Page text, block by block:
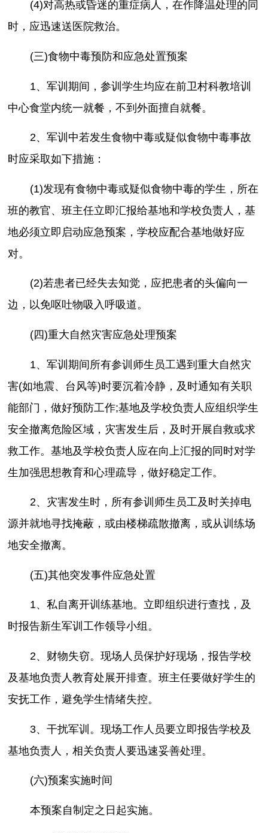
(4)对高热或昏迷的重症病人，在作降温处理的同
时，应迅速送医院救治。
(三)食物中毒预防和应急处置预案
1、军训期间，参训学生均应在前卫村科教培训
中心食堂内统一就餐，不到外面擅自就餐。
2、军训中若发生食物中毒或疑似食物中毒事故
时应采取如下措施：
(1)发现有食物中毒或疑似食物中毒的学生，所在
班的教官、班主任立即汇报给基地和学校负责人，基
地必须立即启动应急预案，学校应配合基地做好应
对。
(2)若患者已经失去知觉，应把患者的头偏向一
边，以免呕吐物吸入呼吸道。
(四)重大自然灾害应急处理预案
1、军训期间所有参训师生员工遇到重大自然灾
害(如地震、台风等)时要沉着冷静，及时通知有关职
能部门，做好预防工作;基地及学校负责人应组织学生
安全撤离危险区域，灾害发生后，及时开展自救或求
救工作。基地及学校负责人应在向上汇报的同时对学
生加强思想教育和心理疏导，做好稳定工作。
2、灾害发生时，所有参训师生员工及时关掉电
源并就地寻找掩蔽，或由楼梯疏散撤离，或从训练场
地安全撤离。
(五)其他突发事件应急处置
1、私自离开训练基地。立即组织进行查找，及
时报告新生军训工作领导小组。
2、财物失窃。现场人员保护好现场，报告学校
及基地负责人教育处展开排查。班主任要做好学生的
安抚工作，避免学生情绪失控。
3、干扰军训。现场工作人员要立即报告学校及
基地负责人，相关负责人要迅速妥善处理。
(六)预案实施时间
本预案自制定之日起实施。